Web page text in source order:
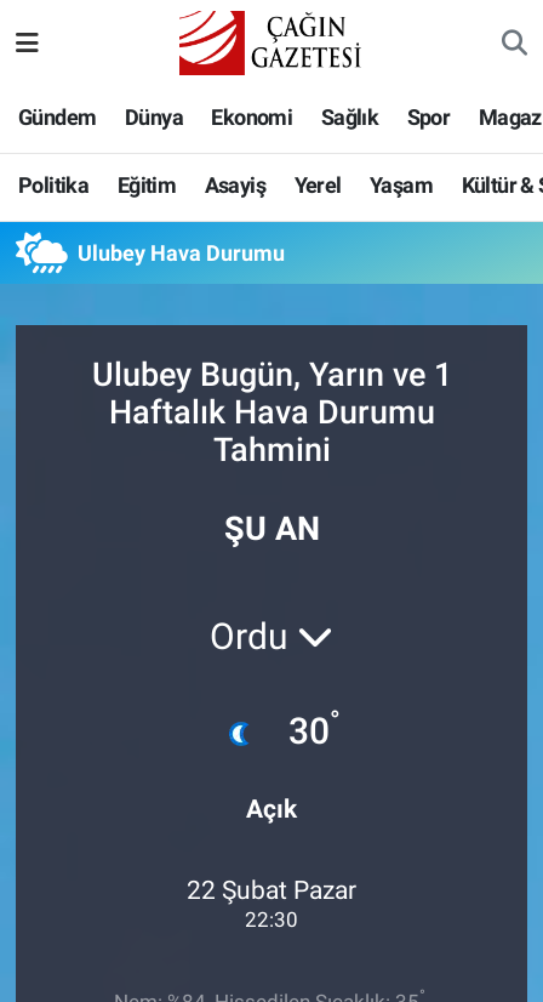
Gündem Dünya Ekonomi Sağlık Spor
Politika Eğitim Asayiş Yerel Yaşam Kültür &
Ulubey Hava Durumu
Ulubey Bugün, Yarın ve 1
Haftalık Hava Durumu
Tahmini
ŞU AN
Ordu
30°
Açık
22 Şubat Pazar
22:30
°
Eğitim
Asayiş
Yerel
Kültür & Sanat
Hava Durumu
Namaz Vakitleri
Trafik Durumu
Tüm Manşetler
Son Dakika Haberleri